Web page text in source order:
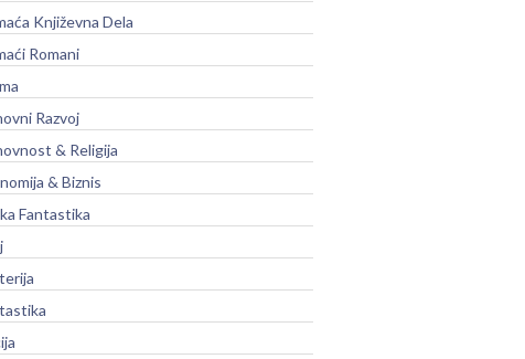
Književna Dela
Romani
Razvoj
& Religija
& Biznis
Fantastika